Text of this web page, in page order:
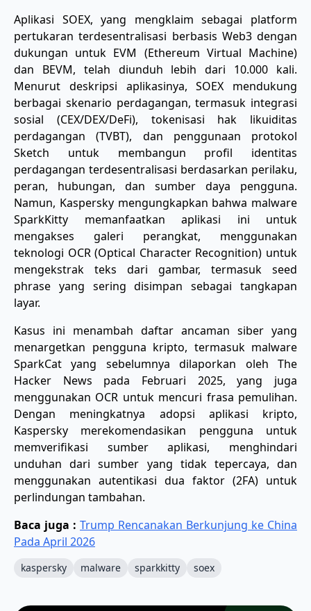
Aplikasi SOEX, yang mengklaim sebagai platform
pertukaran terdesentralisasi berbasis Web3 dengan
dukungan untuk EVM (Ethereum Virtual Machine)
dan BEVM, telah diunduh lebih dari 10.000 kali.
Menurut deskripsi aplikasinya, SOEX mendukung
berbagai skenario perdagangan, termasuk integrasi
sosial (CEX/DEX/DeFi), tokenisasi hak likuiditas
perdagangan (TVBT), dan penggunaan protokol
Sketch untuk membangun profil identitas
perdagangan terdesentralisasi berdasarkan perilaku,
peran, hubungan, dan sumber daya pengguna.
Namun, Kaspersky mengungkapkan bahwa malware
SparkKitty memanfaatkan aplikasi ini untuk
mengakses galeri perangkat, menggunakan
teknologi OCR (Optical Character Recognition) untuk
mengekstrak teks dari gambar, termasuk seed
phrase yang sering disimpan sebagai tangkapan
layar.
Kasus ini menambah daftar ancaman siber yang
menargetkan pengguna kripto, termasuk malware
SparkCat yang sebelumnya dilaporkan oleh The
Hacker News pada Februari 2025, yang juga
menggunakan OCR untuk mencuri frasa pemulihan.
Dengan meningkatnya adopsi aplikasi kripto,
Kaspersky merekomendasikan pengguna untuk
memverifikasi sumber aplikasi, menghindari
unduhan dari sumber yang tidak tepercaya, dan
menggunakan autentikasi dua faktor (2FA) untuk
perlindungan tambahan.
Baca juga : Trump Rencanakan Berkunjung ke China
Pada April 2026
kaspersky malware sparkkitty soex